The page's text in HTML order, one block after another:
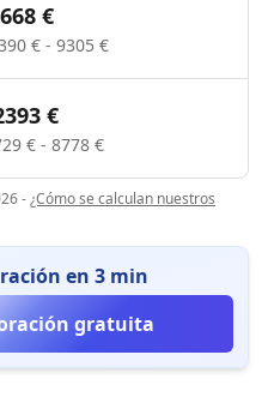
€
€ - 9305 €
€
€ - 8778 €
-¿Cómo se calculan nuestros
en 3 min
gratuita